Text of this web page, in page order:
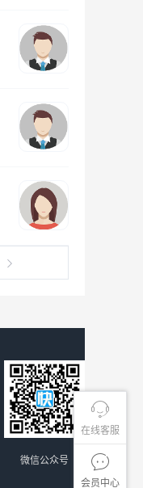
在线客服
会员中心
微信公众号